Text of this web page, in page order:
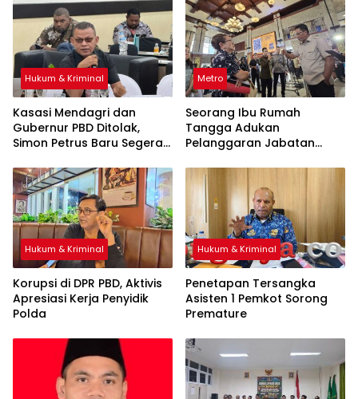
Hukum & Kriminal
Kasasi Mendagri dan
Gubernur PBD Ditolak,
Simon Petrus Baru Segera
Metro
Seorang Ibu Rumah
Tangga Adukan
Pelanggaran Jabatan
Hukum & Kriminal
Korupsi di DPR PBD, Aktivis
Apresiasi Kerja Penyidik
Polda
Hukum & Kriminal
Penetapan Tersangka
Asisten 1 Pemkot Sorong
Premature